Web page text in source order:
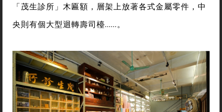
「茂生診所」木匾額，層架上放著各式金屬零件，中
央則有個大型迴轉壽司檯……。